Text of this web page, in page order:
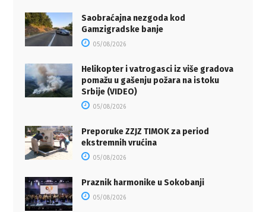
Saobraćajna nezgoda kod
Gamzigradske banje
05/08/2026
Helikopter i vatrogasci iz više gradova
pomažu u gašenju požara na istoku
Srbije (VIDEO)
05/08/2026
Preporuke ZZJZ TIMOK za period
ekstremnih vrućina
05/08/2026
Praznik harmonike u Sokobanji
05/08/2026